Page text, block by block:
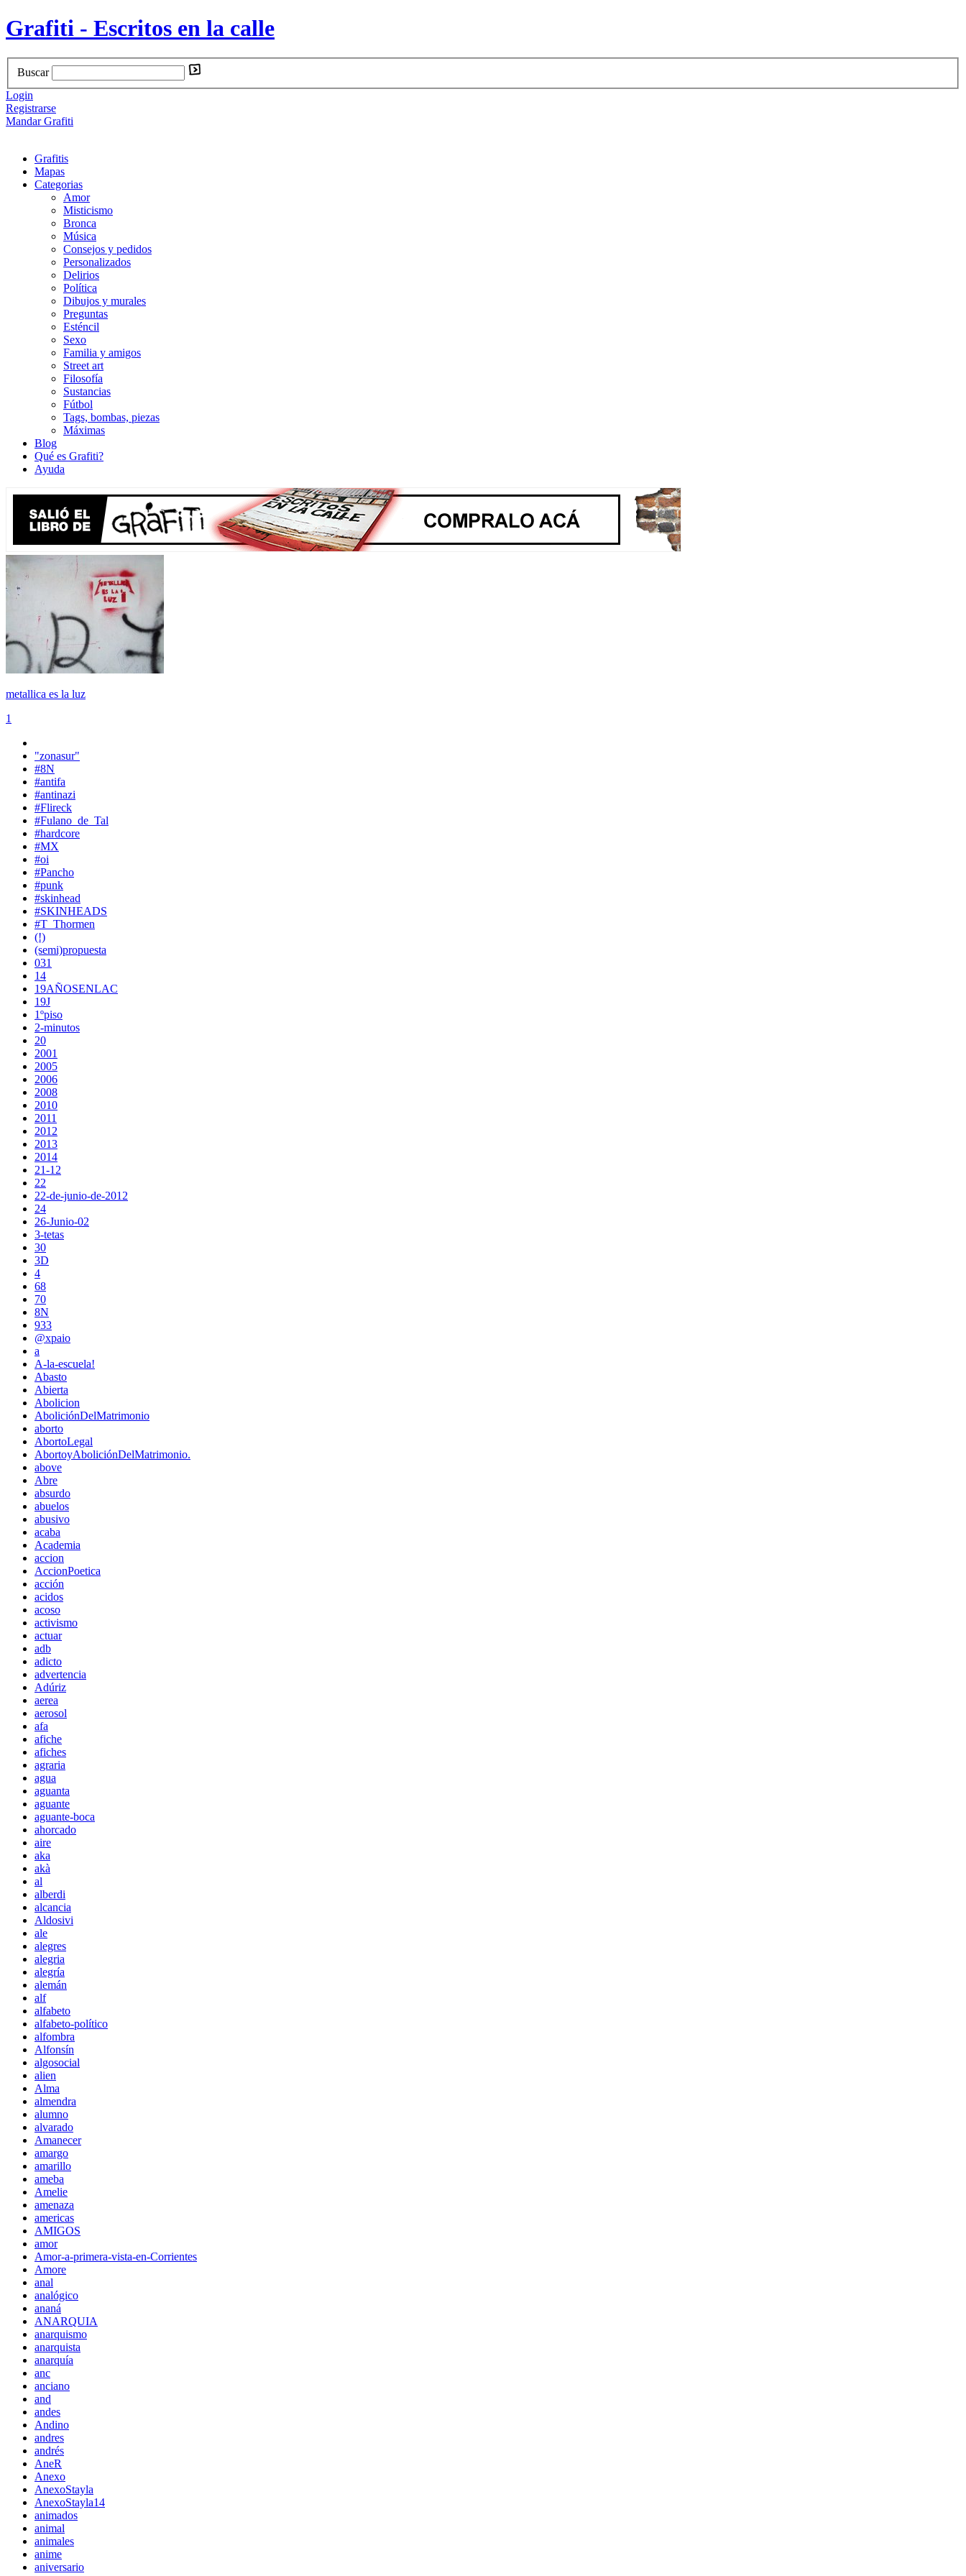
Grafiti - Escritos en la calle
Buscar
Login
Registrarse
Mandar Grafiti
Grafitis
Mapas
Categorias
Amor
Misticismo
Bronca
Música
Consejos y pedidos
Personalizados
Delirios
Política
Dibujos y murales
Preguntas
Esténcil
Sexo
Familia y amigos
Street art
Filosofía
Sustancias
Fútbol
Tags, bombas, piezas
Máximas
Blog
Qué es Grafiti?
Ayuda
metallica es la luz
1
"zonasur"
#8N
#antifa
#antinazi
#Flireck
#Fulano_de_Tal
#hardcore
#MX
#oi
#Pancho
#punk
#skinhead
#SKINHEADS
#T_Thormen
(!)
(semi)propuesta
031
14
19AÑOSENLAC
19J
1ºpiso
2-minutos
20
2001
2005
2006
2008
2010
2011
2012
2013
2014
21-12
22
22-de-junio-de-2012
24
26-Junio-02
3-tetas
30
3D
4
68
70
8N
933
@xpaio
a
A-la-escuela!
Abasto
Abierta
Abolicion
AboliciónDelMatrimonio
aborto
AbortoLegal
AbortoyAboliciónDelMatrimonio.
above
Abre
absurdo
abuelos
abusivo
acaba
Academia
accion
AccionPoetica
acción
acidos
acoso
activismo
actuar
adb
adicto
advertencia
Adúriz
aerea
aerosol
afa
afiche
afiches
agraria
agua
aguanta
aguante
aguante-boca
ahorcado
aire
aka
akà
al
alberdi
alcancia
Aldosivi
ale
alegres
alegria
alegría
alemán
alf
alfabeto
alfabeto-político
alfombra
Alfonsín
algosocial
alien
Alma
almendra
alumno
alvarado
Amanecer
amargo
amarillo
ameba
Amelie
amenaza
americas
AMIGOS
amor
Amor-a-primera-vista-en-Corrientes
Amore
anal
analógico
ananá
ANARQUIA
anarquismo
anarquista
anarquía
anc
anciano
and
andes
Andino
andres
andrés
AneR
Anexo
AnexoStayla
AnexoStayla14
animados
animal
animales
anime
aniversario